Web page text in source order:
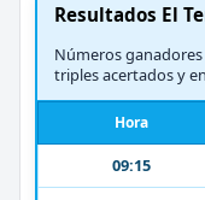
Resultados El
Números
triples acertados y
Hora
09:15